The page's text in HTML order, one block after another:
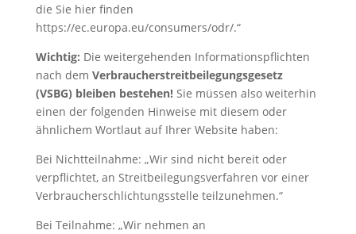
die Sie hier finden
https://ec.europa.eu/consumers/odr/.“
Wichtig: Die weitergehenden Informationspflichten
nach dem Verbraucherstreitbeilegungsgesetz
(VSBG) bleiben bestehen! Sie müssen also weiterhin
einen der folgenden Hinweise mit diesem oder
ähnlichem Wortlaut auf Ihrer Website haben:
Bei Nichtteilnahme: „Wir sind nicht bereit oder
verpflichtet, an Streitbeilegungsverfahren vor einer
Verbraucherschlichtungsstelle teilzunehmen.“
Bei Teilnahme: „Wir nehmen an